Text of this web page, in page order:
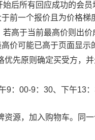
后所有回应成功的会
前一个报价且为价格
高于当前最高价则出
价可能已高于页面显示
优先原则确定买受方，
9：00-9：30、下午13
资源，加入购物车。同